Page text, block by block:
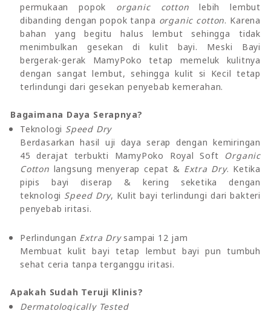
permukaan popok organic cotton lebih lembut
dibanding dengan popok tanpa organic cotton. Karena
bahan yang begitu halus lembut sehingga tidak
menimbulkan gesekan di kulit bayi. Meski Bayi
bergerak-gerak MamyPoko tetap memeluk kulitnya
dengan sangat lembut, sehingga kulit si Kecil tetap
terlindungi dari gesekan penyebab kemerahan.
Bagaimana Daya Serapnya?
Teknologi Speed Dry
Berdasarkan hasil uji daya serap dengan kemiringan
45 derajat terbukti MamyPoko Royal Soft Organic
Cotton langsung menyerap cepat & Extra Dry. Ketika
pipis bayi diserap & kering seketika dengan
teknologi Speed Dry, Kulit bayi terlindungi dari bakteri
penyebab iritasi.
Perlindungan Extra Drysampai 12 jam
Membuat kulit bayi tetap lembut bayi pun tumbuh
sehat ceria tanpa terganggu iritasi.
Apakah Sudah Teruji Klinis?
Dermatologically Tested